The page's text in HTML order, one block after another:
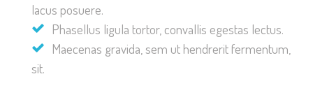
lacus posuere.
Phasellus ligula tortor, convallis egestas lectus.
Maecenas gravida, sem ut hendrerit fermentum,
sit.